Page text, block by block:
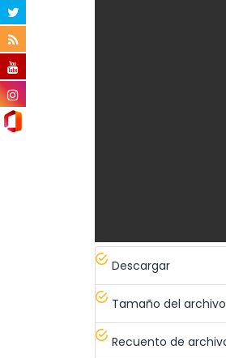
Descargar
Tamaño del archivo
Recuento de